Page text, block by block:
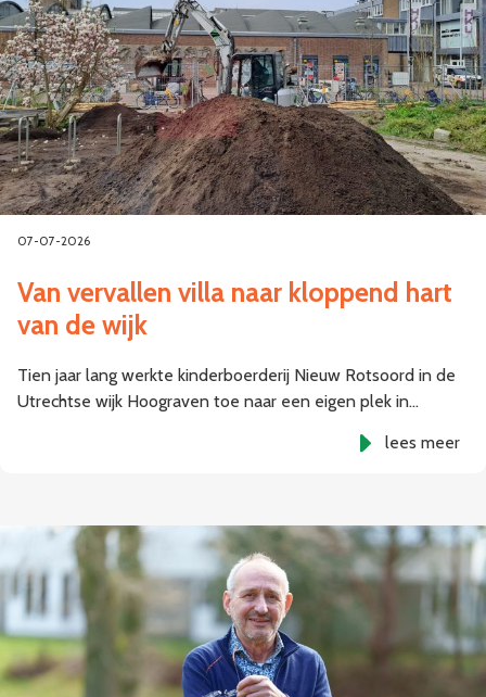
07-07-2026
Van vervallen villa naar kloppend hart
van de wijk
Tien jaar lang werkte kinderboerderij Nieuw Rotsoord in de
Utrechtse wijk Hoograven toe naar een eigen plek in…
lees meer